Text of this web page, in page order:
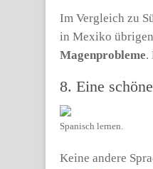
Im Vergleich zu
in Mexiko
Magenprobleme.
8. Eine
Spanisch lernen.
Keine andere